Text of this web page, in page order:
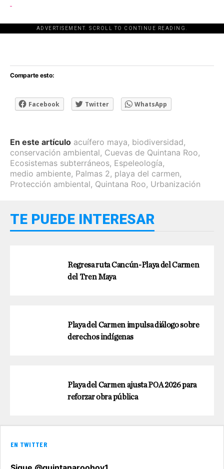
ADVERTISEMENT. SCROLL TO CONTINUE READING.
[adsforwp id="243463"]
Comparte esto:
Facebook Twitter WhatsApp
En este artículo acuífero maya, biodiversidad,
conservación ambiental, Cuevas de Quintana Roo,
Ecosistemas subterráneos, Espeleología,
medio ambiente, Palmas 2, playa del carmen,
Protección ambiental, Quintana Roo, Urbanización
TE PUEDE INTERESAR
Regresa ruta Cancún-Playa del Carmen
del Tren Maya
Playa del Carmen impulsa diálogo sobre
derechos indígenas
Playa del Carmen ajusta POA 2026 para
reforzar obra pública
EN TWITTER